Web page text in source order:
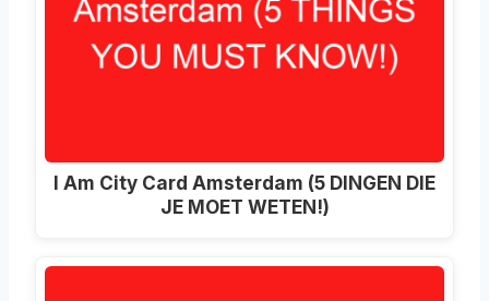
I Am City Card Amsterdam (5 DINGEN DIE
JE MOET WETEN!)